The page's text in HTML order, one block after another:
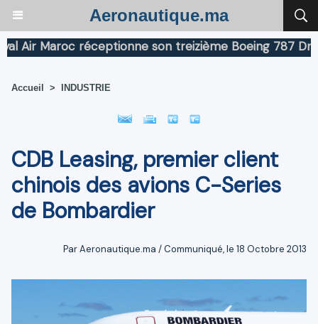
Aeronautique.ma
Maroc réceptionne son treizième Boeing 787
Accueil > INDUSTRIE
CDB Leasing, premier client
chinois des avions C-Series
de Bombardier
Par Aeronautique.ma / Communiqué, le 18 Octobre 2013